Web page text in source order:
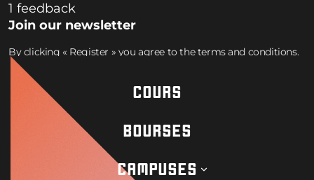
COURS
BOURSES
CAMPUSES
1 feedback
Join our newsletter
By clicking « Register » you agree to the terms and conditions.